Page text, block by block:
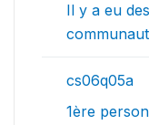
Il y a eu
cs06q05a
1ère